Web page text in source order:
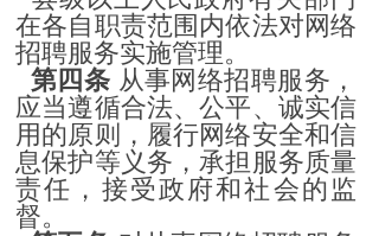
在各自职责范围内依法对网络
招聘服务实施管理。
第四条 从事网络招聘服务，
应当遵循合法、公平、诚实信
用的原则，履行网络安全和信
息保护等义务，承担服务质量
责任，接受政府和社会的监
督。